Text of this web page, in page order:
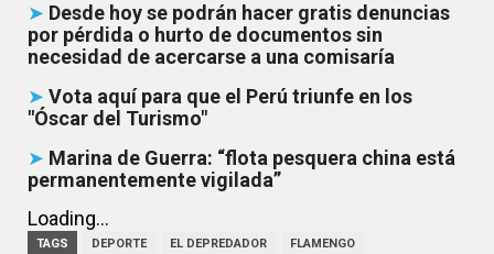
➤ Desde hoy se podrán hacer gratis denuncias
por pérdida o hurto de documentos sin
necesidad de acercarse a una comisaría
➤ Vota aquí para que el Perú triunfe en los
"Óscar del Turismo"
➤ Marina de Guerra: “flota pesquera china está
permanentemente vigilada”
Loading...
TAGS DEPORTE EL DEPREDADOR
FLAMENGO